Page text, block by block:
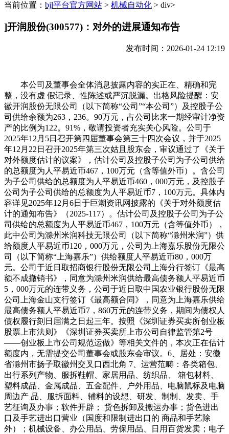
当前位置： bjl平台官方网站 > 机械自动化 > div>
]开润股份(300577)：对外的进展通知布告
发布时间：2026-01-24 12:19
本公司及董事会全体消息披露内容的实正在、精确和完
整，没有虚 假记录、性陈述或严沉脱漏。出格风险提醒：安
徽开润股份无限公司（以下简称“公司”“本公司”）及控股子公
司供给余额为263，236。90万元，占公司比来一期经审计净资
产的比例为122。91%，敬请投资者充实关心风险。公司于
2025年12月5日召开第四届董事会第三十四次会议，并于2025
年12月22日召开2025年第三次姑且股东会，审议通过了《关于
对外额度估计的议案》，估计公司及控股子公司为子公司供给
的总额度为人平易近币467，100万元（含等值外币）。含公司
为子公司供给的总额度为人平易近币460，000万元，及控股子
公司为子公司供给的总额度为人平易近币7，100万元。具体内
容详见2025年12月6日于巨潮资讯网披露的《关于对外额度估
计的通知布告》（2025-117）。估计公司及控股子公司为子公
司供给的总额度为人平易近币467，100万元（含等值外币），
此中公司为滁州米润科技无限公司（以下简称“滁州米润”）供
给额度人平易近币120，000万元，公司为上海嘉乐股份无限公
司（以下简称“上海嘉乐”）供给额度人平易近币80，000万
元。公司于近日取招商银行股份无限公司上海分行签订《最高
额不成撤销书》，同意为滁州米润供给最高债务额人平易近币
5，000万元的连带义务，公司于近日取中国农业银行股份无限
公司上海金山支行签订《最高额合同》，同意为上海嘉乐供给
最高债务额人平易近币7，860万元的连带义务，期间为债权人
债权履行刻日届满之日起三年。按照《深圳证券买卖所创业板
股票上市法则》《深圳证券买卖所上市公司自律监管第2号
——创业板上市公司规范运做》等相关文件的，本次正在估计
额度内，无需提交公司董事会或股东会审议。6、居处：安徽
省滁州市扬子取徽州交叉口西北角 7、运营范畴：各类箱包、
出行系列产物、服拆鞋帽、家居用品、纺织品、 箱包材料、
塑料成品、金属成品、五金配件、户外用品、电脑鼠标及电脑
周边产 品、服拆面料、辅料的设想、研发、制制、发卖、手
艺征询及办事；软件开辟； 货色拆卸及搬运办事；货色进出
口及手艺进出口营业（国度和限制进出口的 商品和手艺除
外）；机械设备、办公用品、劳保用品、日用百货发卖；电子